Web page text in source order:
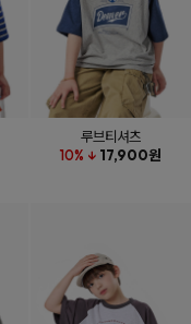
루브티셔츠
10% ↓ 17,900원